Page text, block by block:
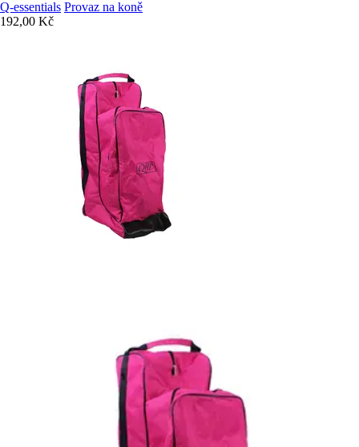
Q-essentials Provaz na koně
192,00 Kč